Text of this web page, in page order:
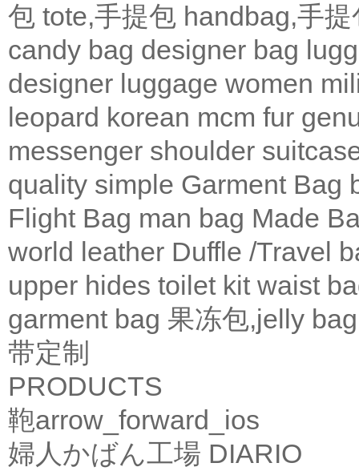
包 tote,手提包 handbag,手提
candy bag designer bag
designer luggage women
leopard korean mcm fur
messenger shoulder
quality simple Garment Bag
Flight Bag man bag Made
world leather Duffle /Travel
upper hides toilet kit waist
garment bag 果冻包,jelly bag
带定制
PRODUCTS
鞄arrow_forward_ios
婦人かばん工場 DIARIO